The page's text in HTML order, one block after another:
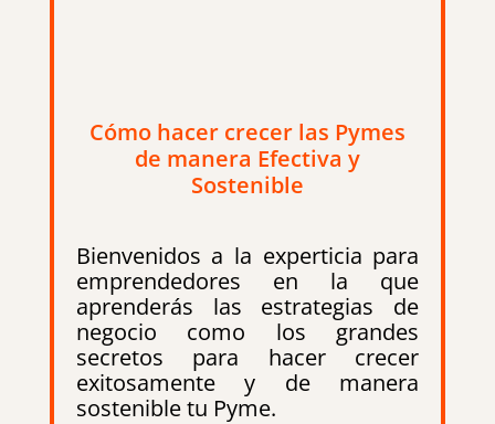
Cómo hacer crecer las Pymes
de manera Efectiva y
Sostenible
Bienvenidos a la experticia para
emprendedores en la que
aprenderás las estrategias de
negocio como los grandes
secretos para hacer crecer
exitosamente y de manera
sostenible tu Pyme.